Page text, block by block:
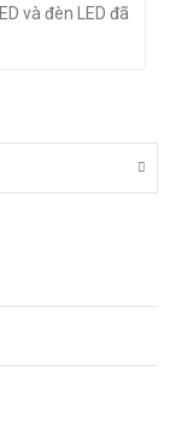
và đèn LED đã